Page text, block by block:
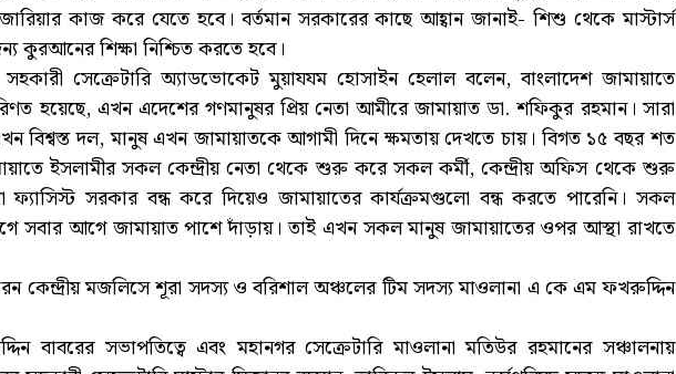
কাজ করে যেতে হবে। বর্তমান সরকারের কাছে আহ্বান জানাই- শিশু থেকে মাস্টার্স
কুরআনের শিক্ষা নিশ্চিত করতে হবে।
সহকারী সেক্রেটারি অ্যাডভোকেট মুয়াযযম হোসাইন হেলাল বলেন, বাংলাদেশ জামায়াতে
হয়েছে, এখন এদেশের গণমানুষর প্রিয় নেতা আমীরে জামায়াত ডা. শফিকুর রহমান। সারা
বিশ্বস্ত দল, মানুষ এখন জামায়াতকে আগামী দিনে ক্ষমতায় দেখতে চায়। বিগত ১৫ বছর শত
ইসলামীর সকল কেন্দ্রীয় নেতা থেকে শুরু করে সকল কর্মী, কেন্দ্রীয় অফিস থেকে শুরু
সরকার বন্ধ করে দিয়েও জামায়াতের কার্যক্রমগুলো বন্ধ করতে পারেনি। সকল
সবার আগে জামায়াত পাশে দাঁড়ায়। তাই এখন সকল মানুষ জামায়াতের ওপর আস্থা রাখতে
কেন্দ্রীয় মজলিসে শূরা সদস্য ও বরিশাল অঞ্চলের টিম সদস্য মাওলানা এ কে এম ফখরুদ্দিন
বাবরের সভাপতিত্বে এবং মহানগর সেক্রেটারি মাওলানা মতিউর রহমানের সঞ্চালনায়